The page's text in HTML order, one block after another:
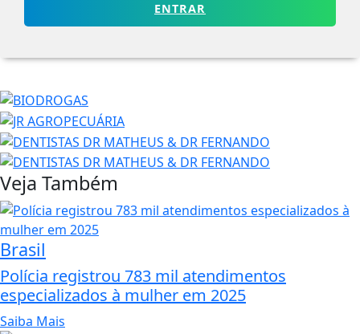
ENTRAR
Veja Também
Brasil
Polícia registrou 783 mil atendimentos
especializados à mulher em 2025
Saiba Mais